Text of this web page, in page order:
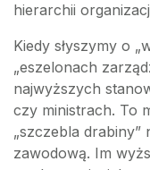
hierarchii
Kiedy słyszymy o
„eszelonach
najwyższych
czy ministrach. To
„szczebla drabiny”
zawodową. Im